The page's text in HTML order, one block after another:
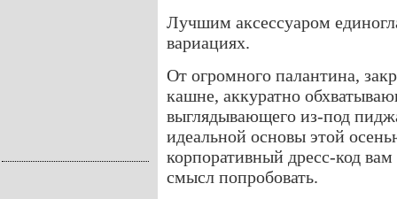
Лучшим аксессуаром
вариациях.
От огромного палантина,
кашне, аккуратно
выглядывающего из-под
идеальной основы этой
корпоративный дресс-код
смысл попробовать.